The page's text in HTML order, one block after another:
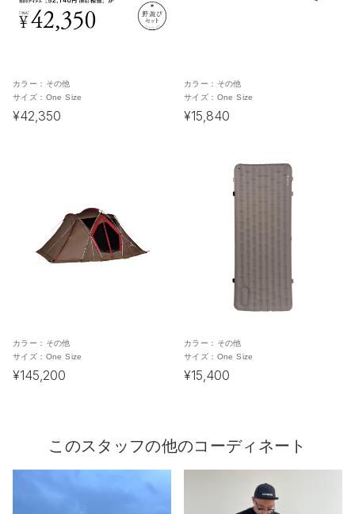
カラー： その他
サイズ： One Size
¥42,350
カラー： その他
サイズ： One Size
¥15,840
カラー： その他
サイズ： One Size
¥145,200
カラー： その他
サイズ： One Size
¥15,400
このスタッフの他のコーディネート